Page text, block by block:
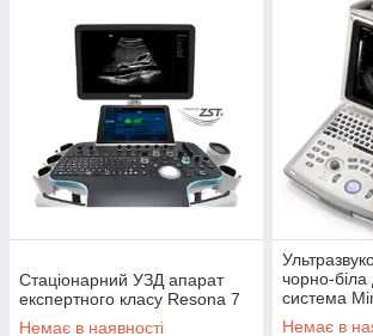
Стаціонарний УЗД апарат
експертного класу Resona 7
Немає в наявності
чорно-біла
система
Немає в